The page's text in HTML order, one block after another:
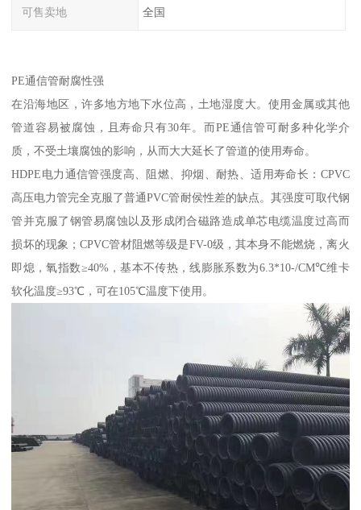
可售卖地 全国
PE通信管耐腐性强
在沿海地区，许多地方地下水位高，土地湿度大。使用金属或其他
管道容易被腐蚀，且寿命只有30年。而PE通信管可耐多种化学介
质，不受土壤腐蚀的影响，从而大大延长了管道的使用寿命。
HDPE电力通信管强度高、阻燃、抑烟、耐热、适用寿命长：CPVC
高压电力管完全克服了普通PVC管耐侯性差的缺点。其强度可取代钢
管并克服了钢管易腐蚀以及形成闭合磁路造成单芯电缆温度过高而
损坏的现象；CPVC管材阻燃等级是FV-0级，其本身不能燃烧，离火
即熄，氧指数≥40%，基本不传热，线膨胀系数为6.3*10-/CM℃维卡
软化温度≥93℃，可在105℃温度下使用。